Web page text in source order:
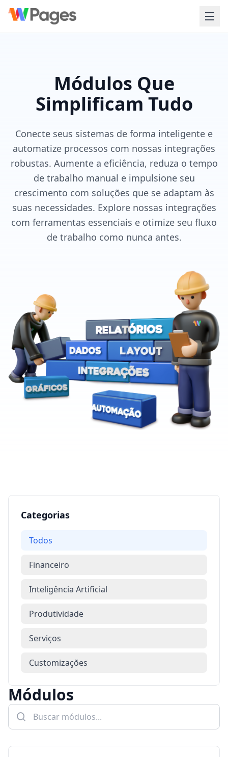
Módulos Que
Simplificam Tudo
Conecte seus sistemas de forma inteligente e
automatize processos com nossas integrações
robustas. Aumente a eficiência, reduza o tempo
de trabalho manual e impulsione seu
crescimento com soluções que se adaptam às
suas necessidades. Explore nossas integrações
com ferramentas essenciais e otimize seu fluxo
de trabalho como nunca antes.
Categorias
Todos
Financeiro
Inteligência Artificial
Produtividade
Serviços
Customizações
Módulos